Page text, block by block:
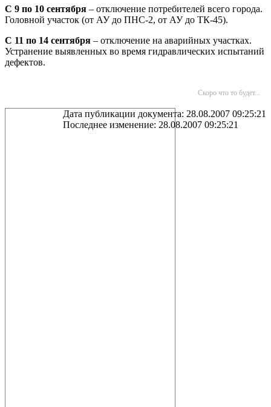
С 9 по 10 сентября – отключение потребителей всего города.
Головной участок (от АУ до ПНС-2, от АУ до ТК-45).
С 11 по 14 сентября – отключение на аварийных участках.
Устранение выявленных во время гидравлических испытаний
дефектов.
Скоро что то будет...
Дата публикации документа: 28.08.2007 09:25:21
Последнее изменение: 28.08.2007 09:25:21